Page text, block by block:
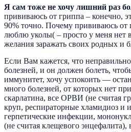
Я сам тоже не хочу лишний раз
прививаюсь от гриппа – конечно,
90% точно. Почему прививаюсь от
люблю уколы( – просто у меня нет
желания заражать своих родных и
Если Вам кажется, что
болезней, и он должен болеть,
иммунитет, хочу успокоить —
много болезней, от которых нет
скарлатина, все ОРВИ (не считая
круп, респираторные хламидиоз и
герпетические инфекции,
(не считая клещевого